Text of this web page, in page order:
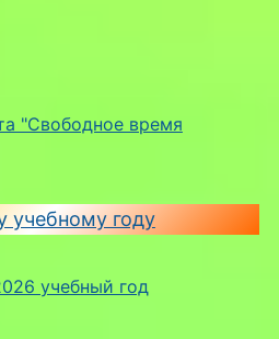
"Свободное время
учебному году
учебный год